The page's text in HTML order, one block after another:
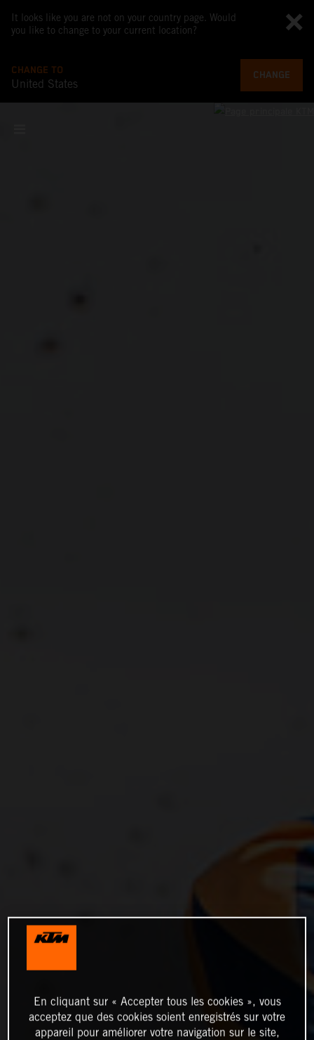
It looks like you are not on your country page. Would
you like to change to your current location?
CHANGE TO
United States
CHANGE
En cliquant sur « Accepter tous les cookies », vous
acceptez que des cookies soient enregistrés sur votre
appareil pour améliorer votre navigation sur le site,